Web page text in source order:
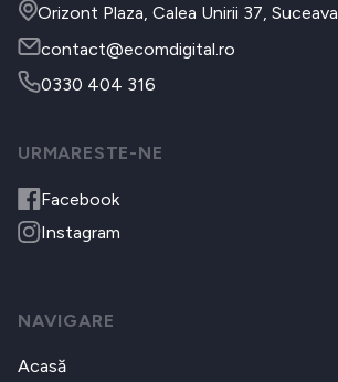
Orizont Plaza, Calea Unirii 37, Suceava
contact@ecomdigital.ro
0330 404 316
URMARESTE-NE
Facebook
Instagram
NAVIGARE
Acasă